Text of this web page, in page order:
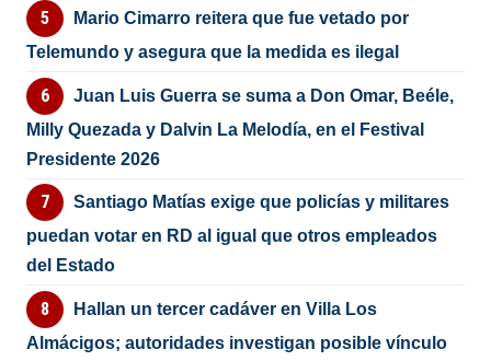
Mario Cimarro reitera que fue vetado por
Telemundo y asegura que la medida es ilegal
Juan Luis Guerra se suma a Don Omar, Beéle,
Milly Quezada y Dalvin La Melodía, en el Festival
Presidente 2026
Santiago Matías exige que policías y militares
puedan votar en RD al igual que otros empleados
del Estado
Hallan un tercer cadáver en Villa Los
Almácigos; autoridades investigan posible vínculo